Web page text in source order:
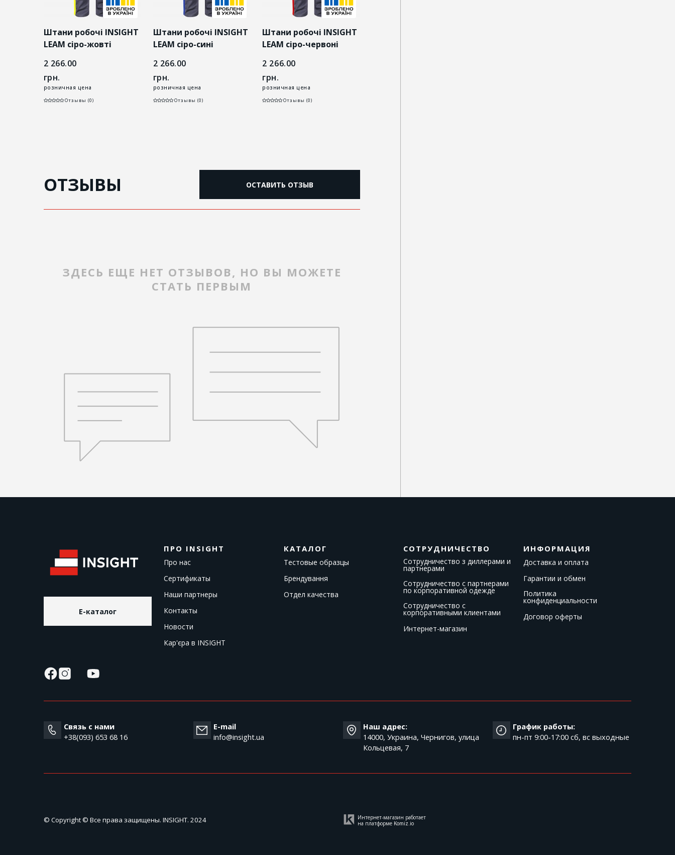
Штани робочі INSIGHT
LEAM сіро-жовті
2 266.00
грн.
розничная цена
Отзывы (0)
Штани робочі INSIGHT
LEAM сіро-сині
2 266.00
грн.
розничная цена
Отзывы (0)
Штани робочі INSIGHT
LEAM сіро-червоні
2 266.00
грн.
розничная цена
Отзывы (0)
ОТЗЫВЫ ОСТАВИТЬ ОТЗЫВ
ЗДЕСЬ ЕЩЕ НЕТ ОТЗЫВОВ, НО ВЫ МОЖЕТЕ
СТАТЬ ПЕРВЫМ
E-каталог
ПРО INSIGHT
Про нас
Сертификаты
Наши партнеры
Контакты
Новости
Кар'єра в INSIGHT
КАТАЛОГ
Тестовые образцы
Брендування
Отдел качества
СОТРУДНИЧЕСТВО
Сотрудничество з диллерами и
партнерами
Сотрудничество с партнерами
по корпоративной одежде
Сотрудничество с
корпоративными клиентами
Интернет-магазин
ИНФОРМАЦИЯ
Доставка и оплата
Гарантии и обмен
Политика
конфиденциальности
Договор оферты
Связь с нами
+38(093) 653 68 16
E-mail
info@insight.ua
Наш адрес:
14000, Украина, Чернигов, улица
Кольцевая, 7
График работы:
пн-пт 9:00-17:00 cб, вс выходные
© Copyright © Все права защищены. INSIGHT. 2024
Интернет-магазин работает
на платформе Komiz.io